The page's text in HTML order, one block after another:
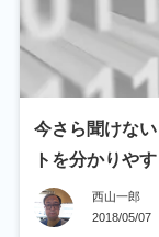
今さら聞けな
トを分かりや
西山一郎
2018/05/07